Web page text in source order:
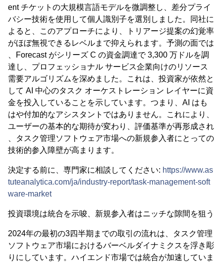
ent チケットの大規模言語モデルを微調整し、差分プライ
バシー技術を使用して個人識別子を選別しました。同社に
よると、このアプローチにより、トリアージ提案の幻覚率
がほぼ無視できるレベルまで抑えられます。予測の面では
、Forecast がシリーズ C の資金調達で 3,300 万ドルを調
達し、プロフェッショナル サービス企業向けのリソース
需要アルゴリズムを深めました。これは、投資家が依然と
して AI 中心のタスク オーケストレーション レイヤーに資
金を投入していることを示しています。つまり、AI はも
はや付加的なアシスタントではありません。これにより、
ユーザーの基本的な期待が変わり、評価基準が再形成され
、タスク管理ソフトウェア市場への新規参入者にとっての
技術的参入障壁が高まります。
決定する前に、専門家に相談してください: https://www.as
tuteanalytica.com/ja/industry-report/task-management-soft
ware-market
投資環境は統合を示唆、新規参入者はニッチな隙間を狙う
2024年の最初の3四半期までの取引の流れは、タスク管理
ソフトウェア市場におけるバーベルダイナミクスを浮き彫
りにしています。ハイエンド市場では統合が加速していま